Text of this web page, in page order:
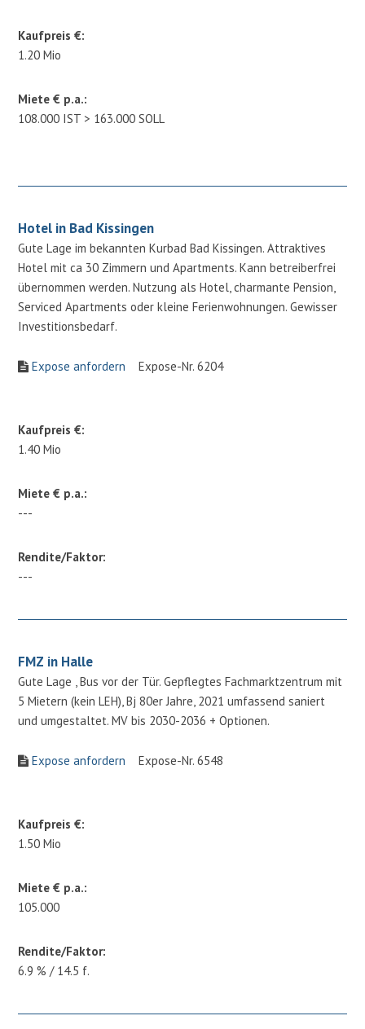
Kaufpreis €:
1.20 Mio
Miete € p.a.:
108.000 IST > 163.000 SOLL
Hotel in Bad Kissingen
Gute Lage im bekannten Kurbad Bad Kissingen. Attraktives
Hotel mit ca 30 Zimmern und Apartments. Kann betreiberfrei
übernommen werden. Nutzung als Hotel, charmante Pension,
Serviced Apartments oder kleine Ferienwohnungen. Gewisser
Investitionsbedarf.
Expose anfordern Expose-Nr. 6204
Kaufpreis €:
1.40 Mio
Miete € p.a.:
---
Rendite/Faktor:
---
FMZ in Halle
Gute Lage , Bus vor der Tür. Gepflegtes Fachmarktzentrum mit
5 Mietern (kein LEH), Bj 80er Jahre, 2021 umfassend saniert
und umgestaltet. MV bis 2030-2036 + Optionen.
Expose anfordern Expose-Nr. 6548
Kaufpreis €:
1.50 Mio
Miete € p.a.:
105.000
Rendite/Faktor:
6.9 % / 14.5 f.